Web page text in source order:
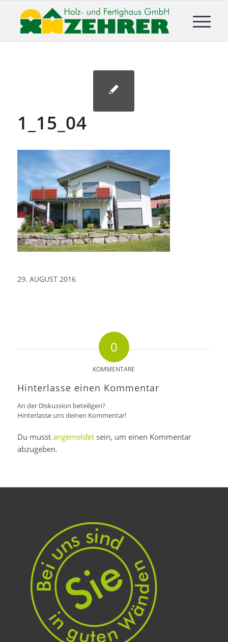
1_15_04
29. AUGUST 2016
0
KOMMENTARE
Hinterlasse einen Kommentar
An der Diskussion beteiligen?
Hinterlasse uns deinen Kommentar!
Du musst angemeldetsein, um einen Kommentar
abzugeben.